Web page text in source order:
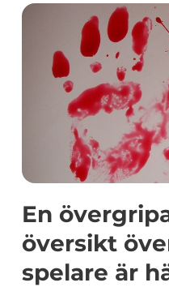
En
översikt
spelare är